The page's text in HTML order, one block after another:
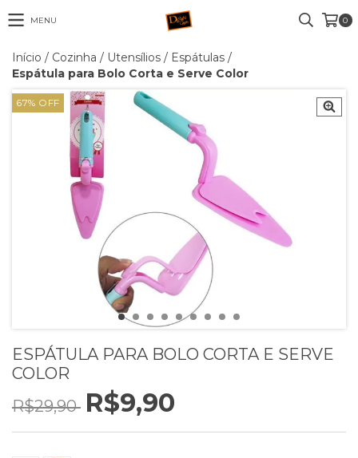
MENU 0
Início / Cozinha / Utensílios / Espátulas /
Espátula para Bolo Corta e Serve Color
67% OFF
ESPÁTULA PARA BOLO CORTA E SERVE
COLOR
R$29,90 R$9,90